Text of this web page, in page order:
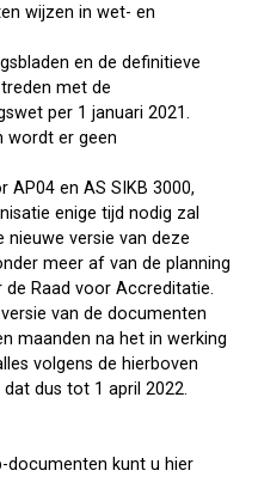
wijzen in wet- en
en de definitieve
met de
per 1 januari 2021.
wordt er geen
AP04 en AS SIKB 3000,
enige tijd nodig zal
nieuwe versie van deze
meer af van de planning
Raad voor Accreditatie.
van de documenten
maanden na het in werking
volgens de hierboven
dus tot 1 april 2022.
documenten kunt u hier